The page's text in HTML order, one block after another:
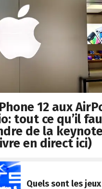
12 aux
tout ce qu’il
de la
en direct ici)
Quels sont les